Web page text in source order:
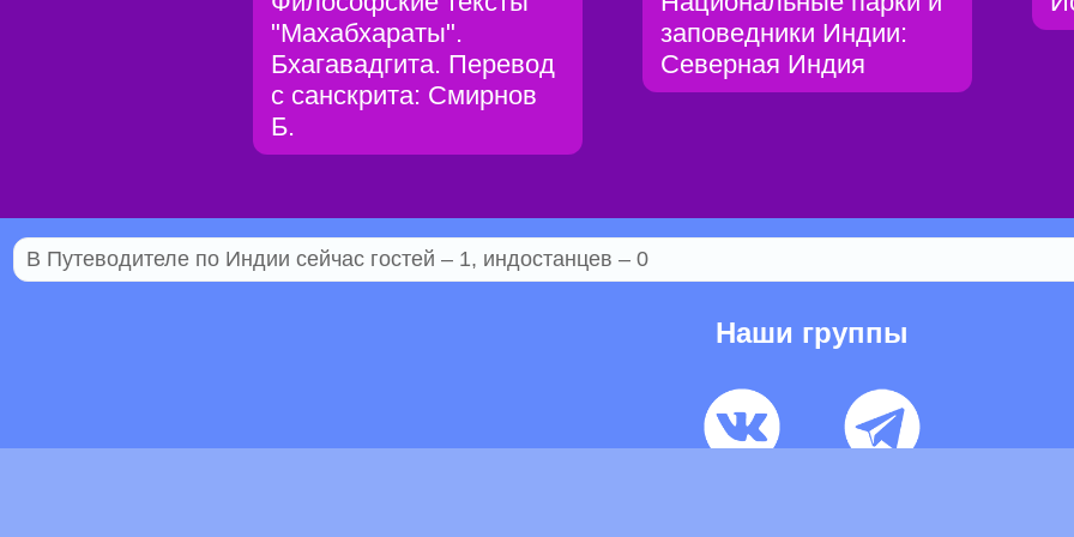
"Махабхараты".
Бхагавадгита. Перевод
с санскрита: Смирнов
Б.
заповедники Индии:
Северная Индия
В Путеводителе по Индии сейчас гостей – 1, индостанцев – 0
Наши группы